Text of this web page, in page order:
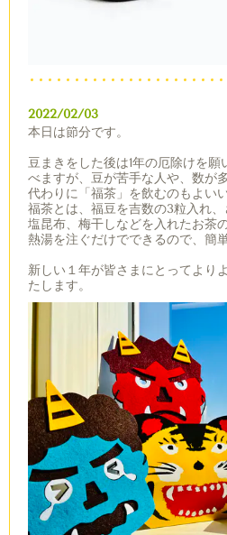
2022/02/03
本日は節分です。
豆まきをした後は1年の厄除けを
べますが、豆が苦手な人や、数が
代わりに「福茶」を飲むのもよい
福茶とは、福豆を吉数の3粒入れ
塩昆布、梅干しなどを入れたお茶
熱湯を注ぐだけでできるので、簡
新しい１年が皆さまにとってより
たします。